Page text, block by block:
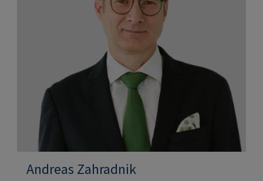
Andreas Zahradnik